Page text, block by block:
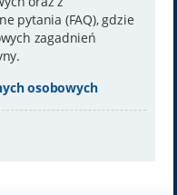
pytania (FAQ), gdzie
zagadnień
osobowych